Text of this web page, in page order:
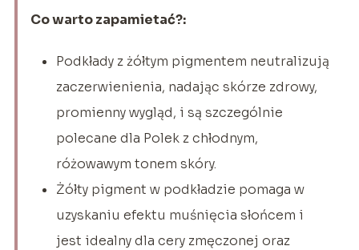
Co warto zapamietać?:
Podkłady z żółtym pigmentem neutralizują
zaczerwienienia, nadając skórze zdrowy,
promienny wygląd, i są szczególnie
polecane dla Polek z chłodnym,
różowawym tonem skóry.
Żółty pigment w podkładzie pomaga w
uzyskaniu efektu muśnięcia słońcem i
jest idealny dla cery zmęczonej oraz